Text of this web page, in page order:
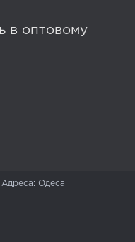
в оптовому
Адреса: Одеса